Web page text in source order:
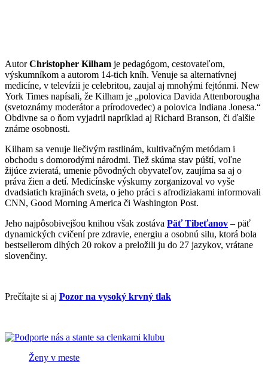
AutorChristopher Kilham je pedagógom, cestovateľom,
výskumníkom a autorom 14-tich kníh. Venuje sa alternatívnej
medicíne, v televízii je celebritou, zaujal aj mnohými fejtónmi. New
York Times napísali, že Kilham je „polovica Davida Attenborougha
(svetoznámy moderátor a prírodovedec) a polovica Indiana Jonesa.“
Obdivne sa o ňom vyjadril napríklad aj Richard Branson, či ďalšie
známe osobnosti.
Kilham sa venuje liečivým rastlinám, kultivačným metódam i
obchodu s domorodými národmi. Tiež skúma stav púští, voľne
žijúce zvieratá, umenie pôvodných obyvateľov, zaujíma sa aj o
práva žien a detí. Medicínske výskumy zorganizoval vo vyše
dvadsiatich krajinách sveta, o jeho práci s afrodiziakami informovali
CNN, Good Morning America či Washington Post.
Jeho najpôsobivejšou knihou však zostáva Päť Tibeťanov – päť
dynamických cvičení pre zdravie, energiu a osobnú silu, ktorá bola
bestsellerom dlhých 20 rokov a preložili ju do 27 jazykov, vrátane
slovenčiny.
Prečítajte si aj Pozor na vysoký krvný tlak
Ženy v meste